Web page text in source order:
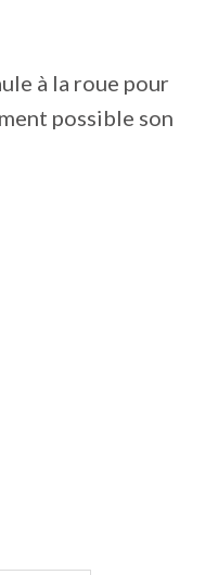
à la roue pour
possible son